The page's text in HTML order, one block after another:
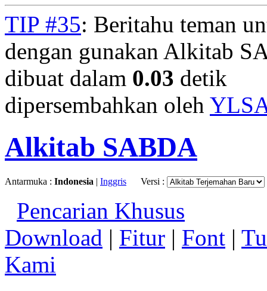
TIP #35: Beritahu teman
dengan gunakan Alkitab
dibuat dalam 0.03 detik
dipersembahkan oleh
Alkitab SABDA
Antarmuka : Indonesia | Inggris Versi :
Pencarian Khusus
Download | Fitur | Font |
Kami